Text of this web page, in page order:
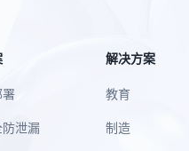
泄漏
解决方案
教育
制造